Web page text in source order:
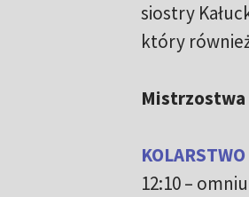
siostry
który
Mistrzostwa
12:10 –